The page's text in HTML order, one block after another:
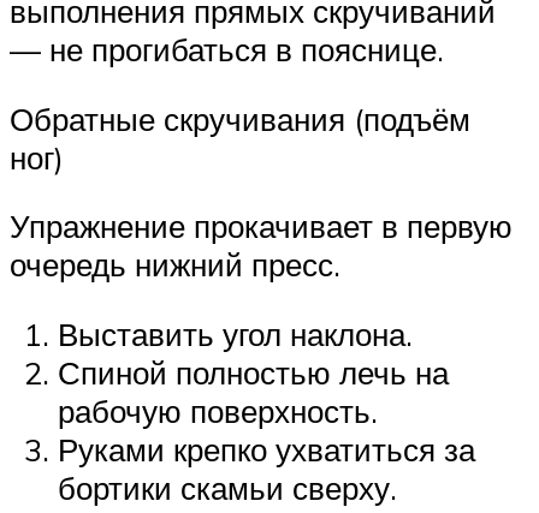
выполнения прямых скручиваний
— не прогибаться в пояснице.
Обратные скручивания (подъём
ног)
Упражнение прокачивает в первую
очередь нижний пресс.
Выставить угол наклона.
Спиной полностью лечь на
рабочую поверхность.
Руками крепко ухватиться за
бортики скамьи сверху.